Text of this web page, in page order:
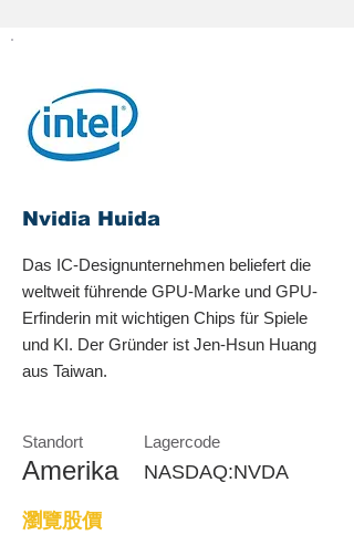
Nvidia Huida
Das IC-Designunternehmen beliefert die
weltweit führende GPU-Marke und GPU-
Erfinderin mit wichtigen Chips für Spiele
und KI. Der Gründer ist Jen-Hsun Huang
aus Taiwan.
Standort Lagercode
Amerika NASDAQ:NVDA
瀏覽股價